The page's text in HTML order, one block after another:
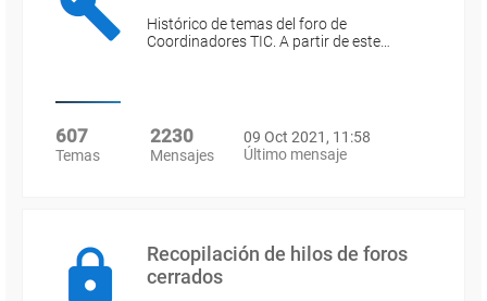
Histórico de temas del foro de
Coordinadores TIC. A partir de este…
607
Temas
2230
Mensajes
09 Oct 2021, 11:58
Último mensaje
Recopilación de hilos de foros
cerrados